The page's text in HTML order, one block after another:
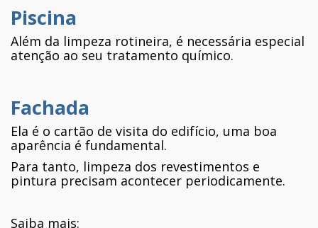
Piscina
Além da limpeza rotineira, é necessária especial
atenção ao seu tratamento químico.
Fachada
Ela é o cartão de visita do edifício, uma boa
aparência é fundamental.
Para tanto, limpeza dos revestimentos e
pintura precisam acontecer periodicamente.
Saiba mais: